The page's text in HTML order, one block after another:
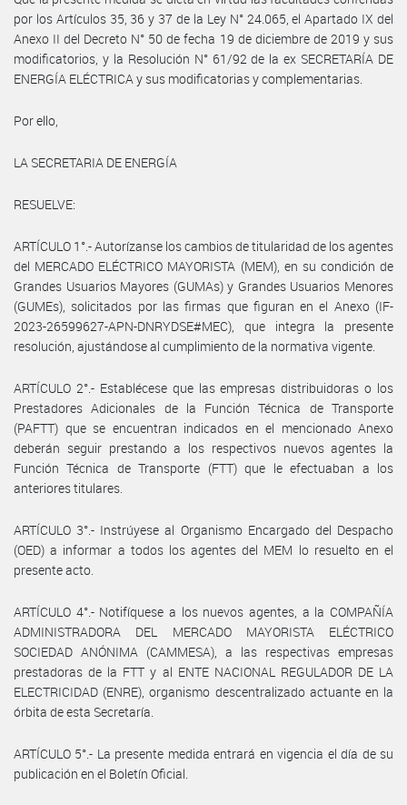
por los Artículos 35, 36 y 37 de la Ley N° 24.065, el Apartado IX del
Anexo II del Decreto N° 50 de fecha 19 de diciembre de 2019 y sus
modificatorios, y la Resolución N° 61/92 de la ex SECRETARÍA DE
ENERGÍA ELÉCTRICA y sus modificatorias y complementarias.
Por ello,
LA SECRETARIA DE ENERGÍA
RESUELVE:
ARTÍCULO 1°.- Autorízanse los cambios de titularidad de los agentes
del MERCADO ELÉCTRICO MAYORISTA (MEM), en su condición de
Grandes Usuarios Mayores (GUMAs) y Grandes Usuarios Menores
(GUMEs), solicitados por las firmas que figuran en el Anexo (IF-
2023-26599627-APN-DNRYDSE#MEC), que integra la presente
resolución, ajustándose al cumplimiento de la normativa vigente.
ARTÍCULO 2°.- Establécese que las empresas distribuidoras o los
Prestadores Adicionales de la Función Técnica de Transporte
(PAFTT) que se encuentran indicados en el mencionado Anexo
deberán seguir prestando a los respectivos nuevos agentes la
Función Técnica de Transporte (FTT) que le efectuaban a los
anteriores titulares.
ARTÍCULO 3°.- Instrúyese al Organismo Encargado del Despacho
(OED) a informar a todos los agentes del MEM lo resuelto en el
presente acto.
ARTÍCULO 4°.- Notifíquese a los nuevos agentes, a la COMPAÑÍA
ADMINISTRADORA DEL MERCADO MAYORISTA ELÉCTRICO
SOCIEDAD ANÓNIMA (CAMMESA), a las respectivas empresas
prestadoras de la FTT y al ENTE NACIONAL REGULADOR DE LA
ELECTRICIDAD (ENRE), organismo descentralizado actuante en la
órbita de esta Secretaría.
ARTÍCULO 5°.- La presente medida entrará en vigencia el día de su
publicación en el Boletín Oficial.